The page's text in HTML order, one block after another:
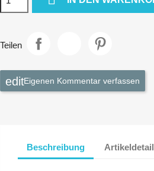
Teilen
Eigenen Kommentar verfassen
Beschreibung